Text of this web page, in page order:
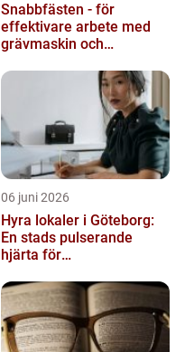
Snabbfästen - för
effektivare arbete med
grävmaskin och
06 juni 2026
Hyra lokaler i Göteborg:
En stads pulserande
hjärta för